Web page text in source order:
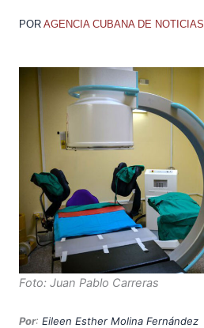
POR AGENCIA CUBANA DE NOTICIAS
Foto: Juan Pablo Carreras
Por: Eileen Esther Molina Fernández